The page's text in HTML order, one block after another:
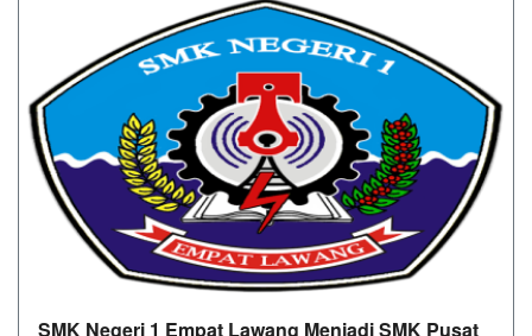
SMK Negeri 1 Empat Lawang Menjadi SMK Pusat